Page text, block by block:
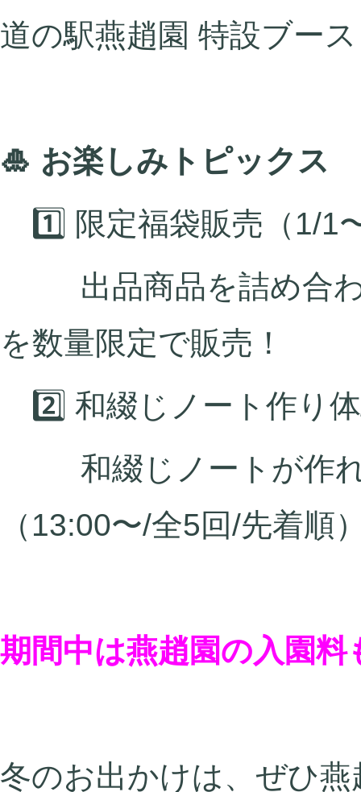
道の駅燕趙園 特設ブース
🎍 お楽しみトピックス
1️⃣ 限定福袋販売（1/1
出品商品を詰め合わ
を数量限定で販売！
2️⃣ 和綴じノート作り
和綴じノートが作れ
（13:00〜/全5回/先着順
期間中は燕趙園の入園料
冬のお出かけは、ぜひ